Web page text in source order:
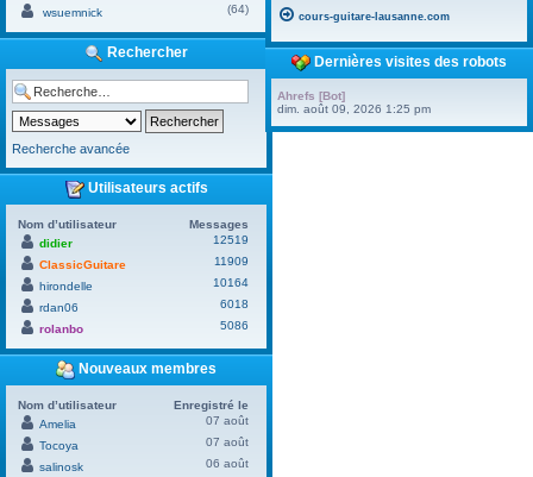
wsuemnick
(64)
Rechercher
Recherche avancée
Utilisateurs actifs
Nom d’utilisateur
Messages
didier
12519
ClassicGuitare
11909
hirondelle
10164
rdan06
6018
rolanbo
5086
Nouveaux membres
Nom d’utilisateur
Enregistré le
Amelia
07 août
Tocoya
07 août
salinosk
06 août
cours-guitare-lausanne.com
Dernières visites des robots
Ahrefs [Bot]
dim. août 09, 2026 1:25 pm